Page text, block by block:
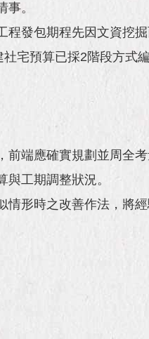
。
發包期程先因文資挖
宅預算已採2階段方式
端應確實規劃並周全
工期調整狀況。
情形時之改善作法，將